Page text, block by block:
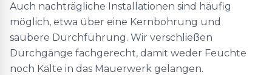
Auch nachträgliche Installationen sind häufig
möglich, etwa über eine Kernbohrung und
saubere Durchführung. Wir verschließen
Durchgänge fachgerecht, damit weder Feuchte
noch Kälte in das Mauerwerk gelangen.